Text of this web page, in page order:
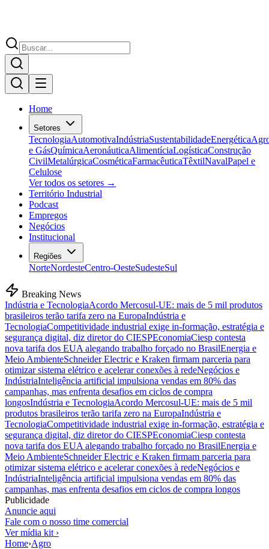
Home
Setores
TecnologiaAutomotivaIndústriaSustentabilidadeEnergética
e GásQuímicaAeronáuticaAlimentíciaLogísticaConstrução
CivilMetalúrgicaCosméticaFarmacêuticaTêxtilNavalPapel e
Celulose
Ver todos os setores →
Território Industrial
Podcast
Empregos
Negócios
Institucional
Regiões
NorteNordesteCentro-OesteSudesteSul
Breaking News
Indústria e TecnologiaAcordo Mercosul-UE: mais de 5 mil produtos
brasileiros terão tarifa zero na EuropaIndústria e
TecnologiaCompetitividade industrial exige in-formação, estratégia e
segurança digital, diz diretor do CIESPEconomiaCiesp contesta
nova tarifa dos EUA alegando trabalho forçado no BrasilEnergia e
Meio AmbienteSchneider Electric e Kraken firmam parceria para
otimizar sistema elétrico e acelerar conexões à redeNegócios e
IndústriaInteligência artificial impulsiona vendas em 80% das
campanhas, mas enfrenta desafios em ciclos de compra
longosIndústria e TecnologiaAcordo Mercosul-UE: mais de 5 mil
produtos brasileiros terão tarifa zero na EuropaIndústria e
TecnologiaCompetitividade industrial exige in-formação, estratégia e
segurança digital, diz diretor do CIESPEconomiaCiesp contesta
nova tarifa dos EUA alegando trabalho forçado no BrasilEnergia e
Meio AmbienteSchneider Electric e Kraken firmam parceria para
otimizar sistema elétrico e acelerar conexões à redeNegócios e
IndústriaInteligência artificial impulsiona vendas em 80% das
campanhas, mas enfrenta desafios em ciclos de compra longos
Publicidade
Anuncie aqui
Fale com o nosso time comercial
Ver mídia kit ›
Home›Agro